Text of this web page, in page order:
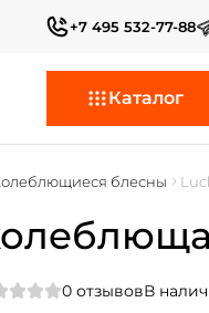
+7 495 532-77-88
Каталог
блесны
0 отзывовВ